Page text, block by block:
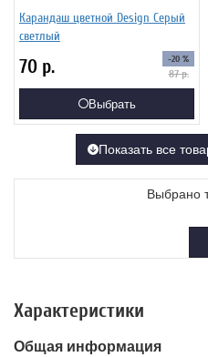
Карандаш цветной Design Серый
светлый
70 р. -20 %
87р.
Выбрать
Показать все
Выбрано
Характеристики
Общая информация